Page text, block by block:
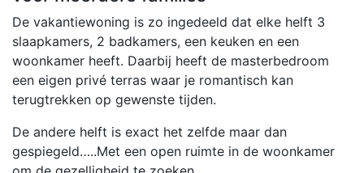
De vakantiewoning is zo ingedeeld dat elke helft 3
slaapkamers, 2 badkamers, een keuken en een
woonkamer heeft. Daarbij heeft de masterbedroom
een eigen privé terras waar je romantisch kan
terugtrekken op gewenste tijden.
De andere helft is exact het zelfde maar dan
gespiegeld…..Met een open ruimte in de woonkamer
om de gezelligheid te zoeken.